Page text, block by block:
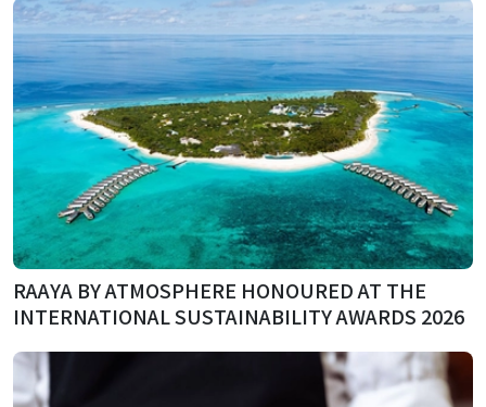
RAAYA BY ATMOSPHERE HONOURED AT THE
INTERNATIONAL SUSTAINABILITY AWARDS 2026